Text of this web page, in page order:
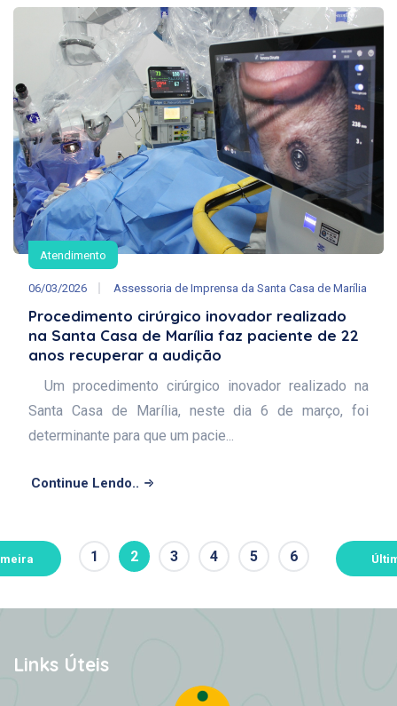
Atendimento
06/03/2026 Assessoria de Imprensa da Santa Casa de Marília
Procedimento cirúrgico inovador realizado
na Santa Casa de Marília faz paciente de 22
anos recuperar a audição
Um procedimento cirúrgico inovador realizado na
Santa Casa de Marília, neste dia 6 de março, foi
determinante para que um pacie...
Continue Lendo..
1 2 3 4 5 6
Links Úteis